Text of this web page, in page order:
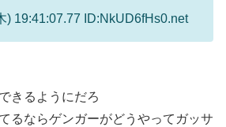
) 19:41:07.77 ID:NkUD6fHs0.net
きるようにだろ
るならゲンガーがどうやってガッサ